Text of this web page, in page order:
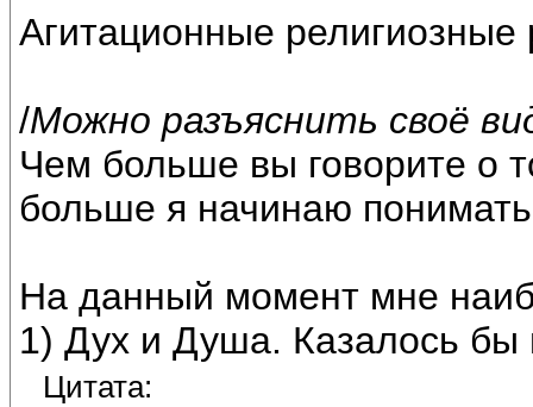
Агитационные религиозные
/Можно разъяснить своё
Чем больше вы говорите о
больше я начинаю
На данный момент мне
1) Дух и Душа. Казалось бы
Цитата: